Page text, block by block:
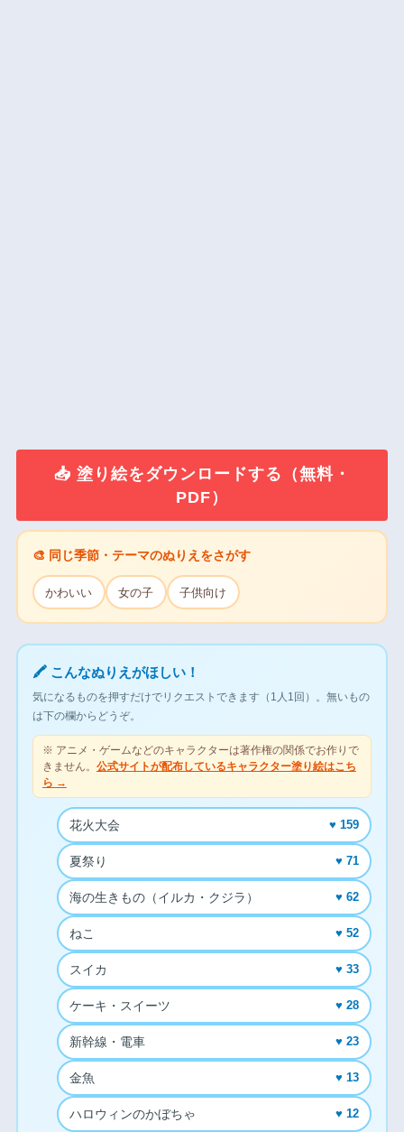
📥 塗り絵をダウンロードする（無料・
PDF）
🎨 同じ季節・テーマのぬりえをさがす
かわいい 女の子 子供向け
🖍 こんなぬりえがほしい！
気になるものを押すだけでリクエストできます（1人1回）。無いもの
は下の欄からどうぞ。
※ アニメ・ゲームなどのキャラクターは著作権の関係でお作りで
きません。 公式サイトが配布しているキャラクター塗り絵はこち
ら →
花火大会 ♥ 159
夏祭り ♥ 71
海の生きもの（イルカ・クジラ） ♥ 62
ねこ ♥ 52
スイカ ♥ 33
ケーキ・スイーツ ♥ 28
新幹線・電車 ♥ 23
金魚 ♥ 13
ハロウィンのかぼちゃ ♥ 12